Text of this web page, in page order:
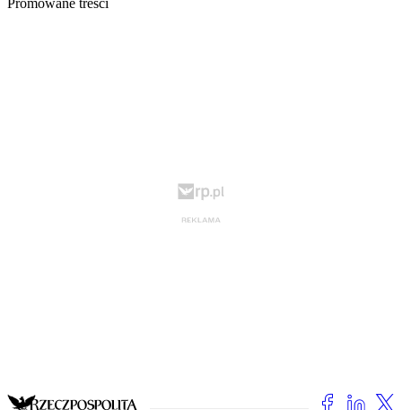
Promowane treści